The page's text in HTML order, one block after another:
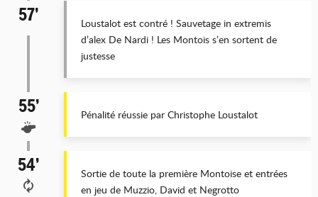
57’
Loustalot est contré ! Sauvetage in extremis
d’alex De Nardi ! Les Montois s’en sortent de
justesse
55’ Pénalité réussie par Christophe Loustalot
54’
Sortie de toute la première Montoise et entrées
en jeu de Muzzio, David et Negrotto